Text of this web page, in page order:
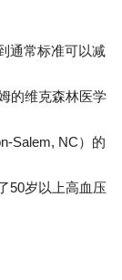
通常标准可以减
的维克森林医学
Salem, NC）的
50岁以上高血压